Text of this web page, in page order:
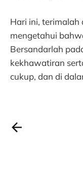
Hari ini, terimalah
mengetahui
Bersandarlah
kekhawatiran
cukup, dan di